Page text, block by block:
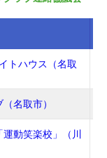
トハウス（名取
名取市）
動笑楽校」（川